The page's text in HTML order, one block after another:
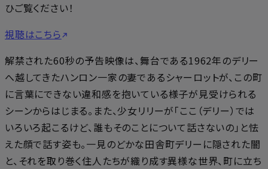
ひご覧ください！
視聴はこちら
解禁された60秒の予告映像は、舞台である1962年のデリー
へ越してきたハンロン一家の妻であるシャーロットが、この町
に言葉にできない違和感を抱いている様子が見受けられる
シーンからはじまる。また、少女リリーが「ここ（デリー）では
いろいろ起こるけど、誰もそのことについて話さないの」と怯
えた顔で話す姿も。一見のどかな田舎町デリーに隠された闇
と、それを取り巻く住人たちが織り成す異様な世界、町に立ち